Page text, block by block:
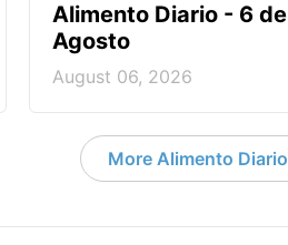
Alimento Diario - 6 de
Agosto
August 06, 2026
More Alimento Diario